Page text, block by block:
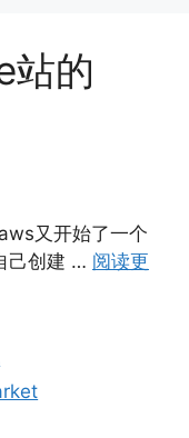
站的
又开始了一个
己创建 … 阅读更